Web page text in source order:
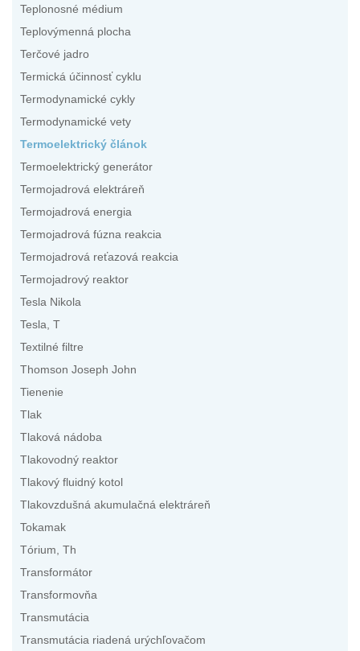
Teplonosné médium
Teplovýmenná plocha
Terčové jadro
Termická účinnosť cyklu
Termodynamické cykly
Termodynamické vety
Termoelektrický článok
Termoelektrický generátor
Termojadrová elektráreň
Termojadrová energia
Termojadrová fúzna reakcia
Termojadrová reťazová reakcia
Termojadrový reaktor
Tesla Nikola
Tesla, T
Textilné filtre
Thomson Joseph John
Tienenie
Tlak
Tlaková nádoba
Tlakovodný reaktor
Tlakový fluidný kotol
Tlakovzdušná akumulačná elektráreň
Tokamak
Tórium, Th
Transformátor
Transformovňa
Transmutácia
Transmutácia riadená urýchľovačom